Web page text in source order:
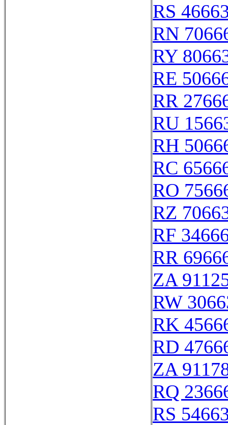
RS
RN
RY
RE
RR
RU
RH
RC
RO
RZ
RF
RR
ZA
RW
RK
RD
ZA
RQ
RS